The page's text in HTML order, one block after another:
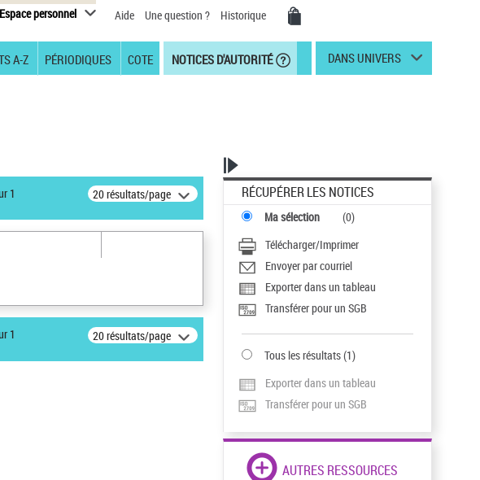
Espace personnel Aide Une question ? Historique
A-Z PÉRIODIQUES COTE NOTICES D'AUTORITÉ DANS UNIVERS
1 20 résultats/page
1 20 résultats/page
RÉCUPÉRER LES NOTICES
Ma sélection (0)
Télécharger/Imprimer
Envoyer par courriel
Exporter dans un tableau
Transférer pour un SGB
Tous les résultats(1)
Exporter dans un tableau
Transférer pour un SGB
AUTRES RESSOURCES